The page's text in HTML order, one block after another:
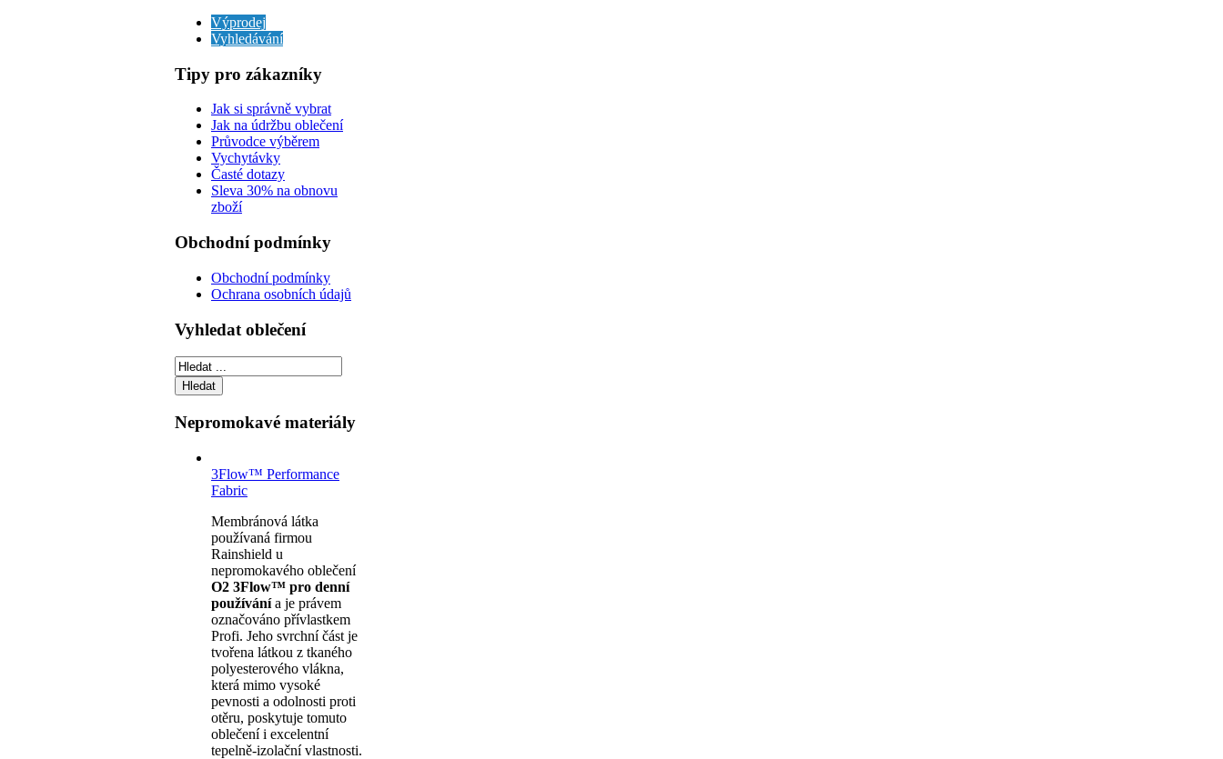
Výprodej
Vyhledávání
Tipy pro zákazníky
Jak si správně vybrat
Jak na údržbu oblečení
Průvodce výběrem
Vychytávky
Časté dotazy
Sleva 30% na obnovu
zboží
Obchodní podmínky
Obchodní podmínky
Ochrana osobních údajů
Vyhledat oblečení
Nepromokavé materiály
3Flow™ Performance
Fabric
Membránová látka
používaná firmou
Rainshield u
nepromokavého oblečení
O2 3Flow™ pro denní
používánía je právem
označováno přívlastkem
Profi. Jeho svrchní část je
tvořena látkou z tkaného
polyesterového vlákna,
která mimo vysoké
pevnosti a odolnosti proti
otěru, poskytuje tomuto
oblečení i excelentní
tepelně-izolační vlastnosti.